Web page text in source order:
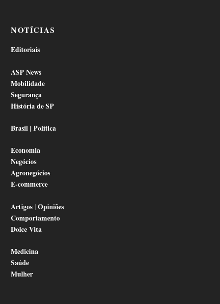
NOTÍCIAS
Editoriais
ASP News
Mobilidade
Segurança
História de SP
Brasil | Política
Economia
Negócios
Agronegócios
E-commerce
Artigos | Opiniões
Comportamento
Dolce Vita
Medicina
Saúde
Mulher